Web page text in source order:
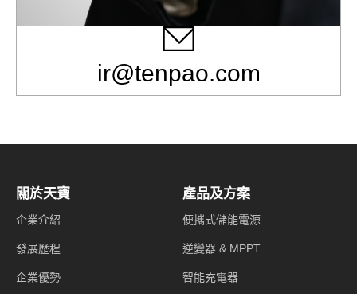
ir@tenpao.com
關於天寶
企業介紹
發展歷程
企業優勢
產品及方案
便攜式儲能電源
逆變器 & MPPT
智能充電器